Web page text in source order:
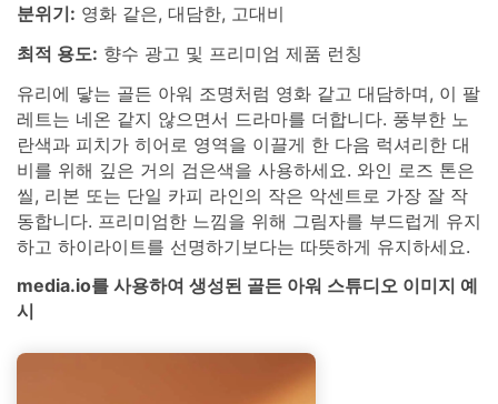
분위기: 영화 같은, 대담한, 고대비
최적 용도: 향수 광고 및 프리미엄 제품 런칭
유리에 닿는 골든 아워 조명처럼 영화 같고 대담하며, 이 팔
레트는 네온 같지 않으면서 드라마를 더합니다. 풍부한 노
란색과 피치가 히어로 영역을 이끌게 한 다음 럭셔리한 대
비를 위해 깊은 거의 검은색을 사용하세요. 와인 로즈 톤은
씰, 리본 또는 단일 카피 라인의 작은 악센트로 가장 잘 작
동합니다. 프리미엄한 느낌을 위해 그림자를 부드럽게 유지
하고 하이라이트를 선명하기보다는 따뜻하게 유지하세요.
media.io를 사용하여 생성된 골든 아워 스튜디오 이미지 예
시